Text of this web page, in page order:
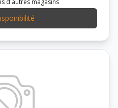
d'autres magasins